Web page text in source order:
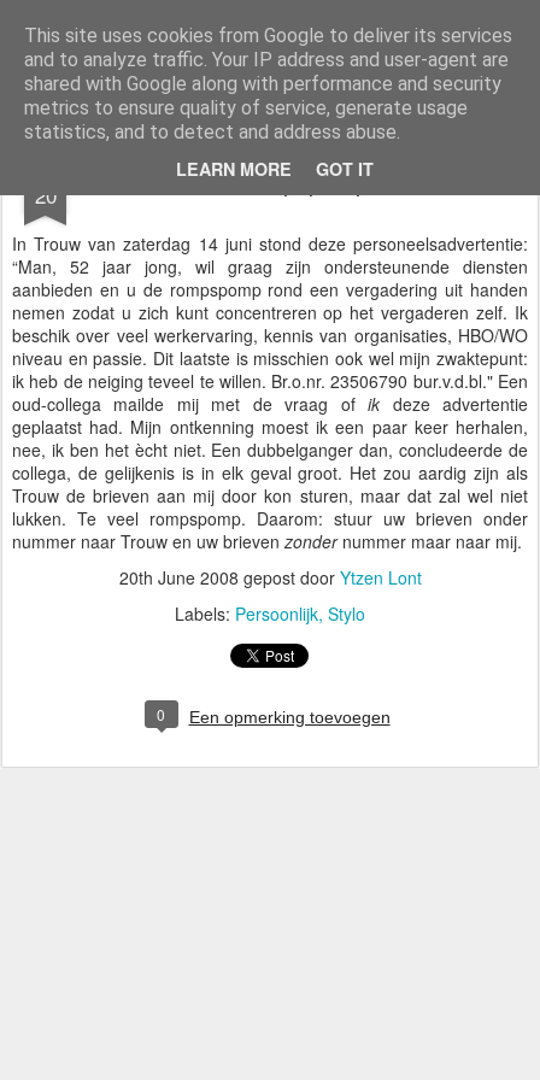
This site uses cookies from Google to deliver its services
and to analyze traffic. Your IP address and user-agent are
shared with Google along with performance and security
metrics to ensure quality of service, generate usage
statistics, and to detect and address abuse.
LEARN MORE GOT IT
Styloblog Stylo is secretariaat en tekstredactie Ytzen Lont
Pages
20 Rompspomp
In Trouw van zaterdag 14 juni stond deze personeelsadvertentie:
“Man, 52 jaar jong, wil graag zijn ondersteunende diensten
aanbieden en u de rompspomp rond een vergadering uit handen
nemen zodat u zich kunt concentreren op het vergaderen zelf. Ik
beschik over veel werkervaring, kennis van organisaties, HBO/WO
niveau en passie. Dit laatste is misschien ook wel mijn zwaktepunt:
ik heb de neiging teveel te willen. Br.o.nr. 23506790 bur.v.d.bl." Een
oud-collega mailde mij met de vraag ofik deze advertentie
geplaatst had. Mijn ontkenning moest ik een paar keer herhalen,
nee, ik ben het ècht niet. Een dubbelganger dan, concludeerde de
collega, de gelijkenis is in elk geval groot. Het zou aardig zijn als
Trouw de brieven aan mij door kon sturen, maar dat zal wel niet
lukken. Te veel rompspomp. Daarom: stuur uw brieven onder
nummer naar Trouw en uw brievenzondernummer maar naar mij.
20th June 2008 gepost door Ytzen Lont
Labels: Persoonlijk Stylo
0 Een opmerking toevoegen